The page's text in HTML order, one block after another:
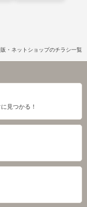
・ネットショップのチラシ一覧
見つかる！